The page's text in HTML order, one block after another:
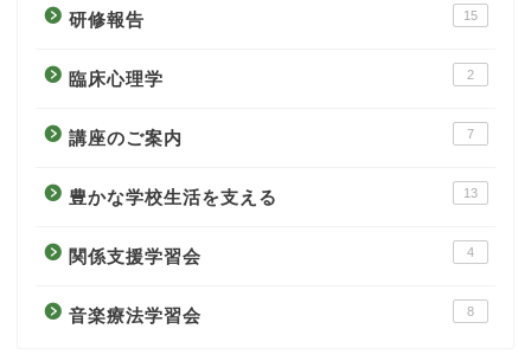
研修報告 15
臨床心理学 2
講座のご案内 7
豊かな学校生活を支える 13
関係支援学習会 4
音楽療法学習会 8